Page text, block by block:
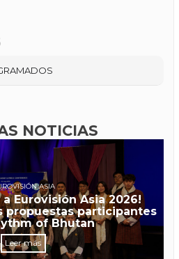
NOTICIAS
ASIA
a Eurovisión Asia 2026!
propuestas participantes
of Bhutan
Leer más